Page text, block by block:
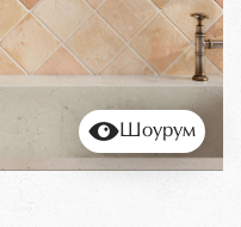
Шоурум